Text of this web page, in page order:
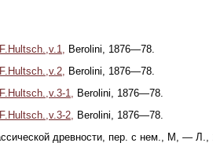
Berolini, 1876—78.
Berolini, 1876—78.
1,
Berolini, 1876—78.
2,
Berolini, 1876—78.
древности, пер. с нем., М, — Л.,